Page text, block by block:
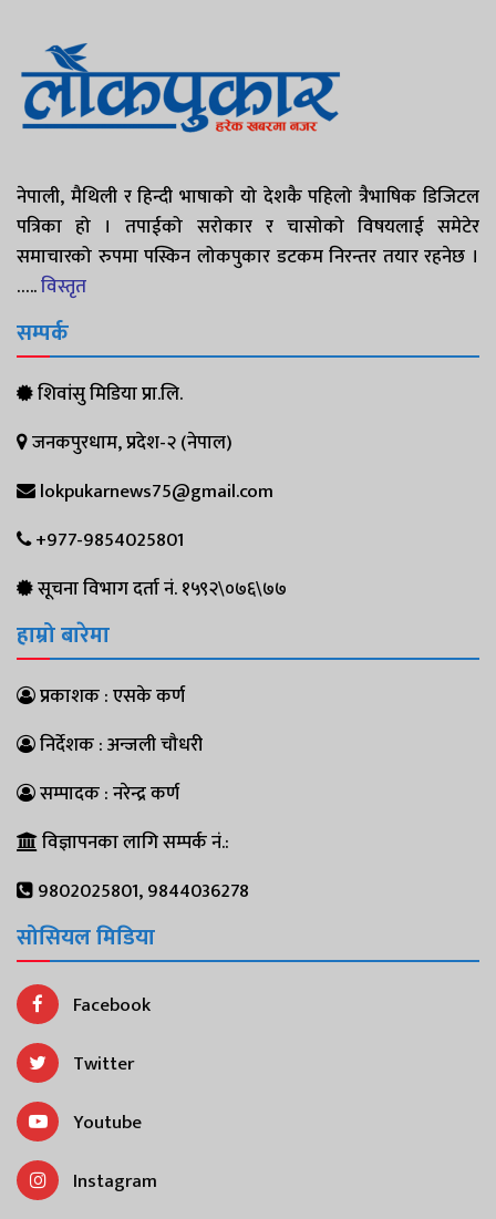
नेपाली, मैथिली र हिन्दी भाषाको यो देशकै पहिलो त्रैभाषिक डिजिटल
पत्रिका हो । तपाईको सरोकार र चासोको विषयलाई समेटेर
समाचारको रुपमा पस्किन लोकपुकार डटकम निरन्तर तयार रहनेछ ।
…..विस्तृत
सम्पर्क
शिवांसु मिडिया प्रा.लि.
जनकपुरधाम, प्रदेश-२ (नेपाल)
lokpukarnews75@gmail.com
+977-9854025801
सूचना विभाग दर्ता नं. १५९२\०७६\७७
हाम्रो बारेमा
प्रकाशक : एसके कर्ण
निर्देशक : अन्जली चौधरी
सम्पादक : नरेन्द्र कर्ण
विज्ञापनका लागि सम्पर्क नं.:
9802025801, 9844036278
सोसियल मिडिया
Facebook
Twitter
Youtube
Instagram